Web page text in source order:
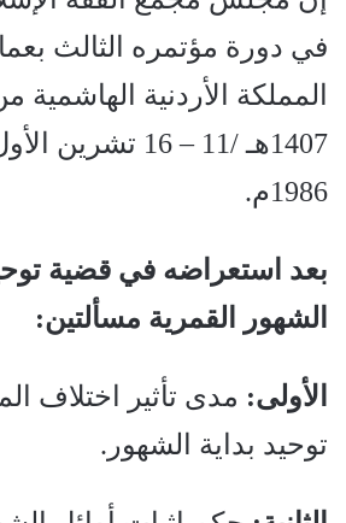
في دورة مؤتمره الثالث
1407هـ /11 – 16
1986م.
بعد استعراضه في قضية
الشهور القمرية مسألتين:
الأولى: مدى تأثير اختلاف
توحيد بداية الشهور.